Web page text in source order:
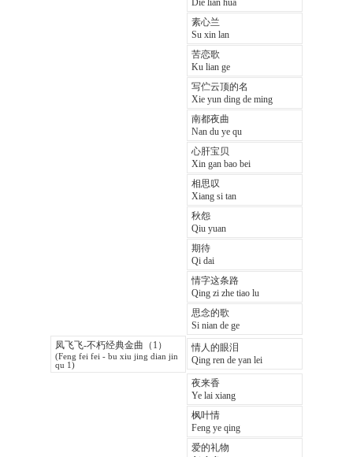
Die lian hua
素心兰
Su xin lan
苦恋歌
Ku lian ge
写伫云顶的名
Xie yun ding de ming
南都夜曲
Nan du ye qu
心肝宝贝
Xin gan bao bei
相思叹
Xiang si tan
秋怨
Qiu yuan
期待
Qi dai
情字这条路
Qing zi zhe tiao lu
思念的歌
Si nian de ge
凤飞飞-不朽经典金曲（1）
(Feng fei fei - bu xiu jing dian jin
qu 1)
情人的眼泪
Qing ren de yan lei
夜来香
Ye lai xiang
枫叶情
Feng ye qing
爱的礼物